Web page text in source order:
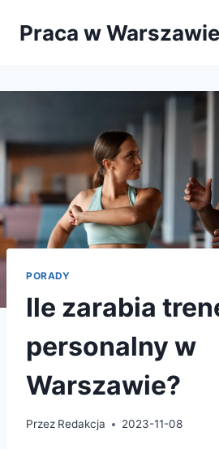
Praca w Warszawie
PORADY
Ile zarabia
personalny w
Warszawie?
Przez Redakcja 2023-11-08